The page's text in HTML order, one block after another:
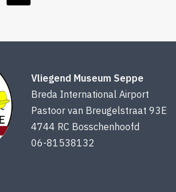
Vliegend Museum Seppe
Breda International Airport
Pastoor van Breugelstraat 93E
4744 RC Bosschenhoofd
06-81538132